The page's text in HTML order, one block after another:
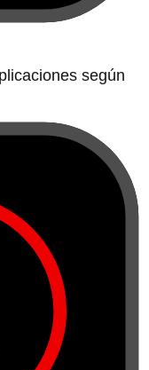
según